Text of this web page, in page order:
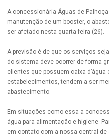
A concessionária Águas de
manutenção de um booster, o
ser afetado nesta quarta-feira (26).
A previsão é de que os serviços
do sistema deve ocorrer de forma
clientes que possuem caixa
estabelecimentos, tendem a ser
abastecimento.
Em situações como essa a
água para alimentação e higiene.
em contato com a nossa central de